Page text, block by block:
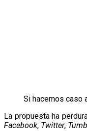
Si hacemos caso
La propuesta ha
Facebook, Twitter,